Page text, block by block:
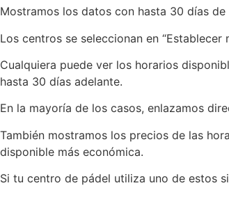
Mostramos los datos con hasta 30 días
Los centros se seleccionan en “Establecer
Cualquiera puede ver los horarios
hasta 30 días adelante.
En la mayoría de los casos, enlazamos
También mostramos los precios de las
disponible más económica.
Si tu centro de pádel utiliza uno de estos